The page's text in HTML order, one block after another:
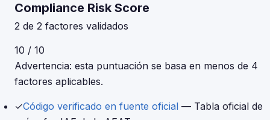
Compliance Risk Score
2 de 2 factores validados
10 / 10
Advertencia: esta puntuación se basa en menos de 4
factores aplicables.
✓Código verificado en fuente oficial — Tabla oficial de